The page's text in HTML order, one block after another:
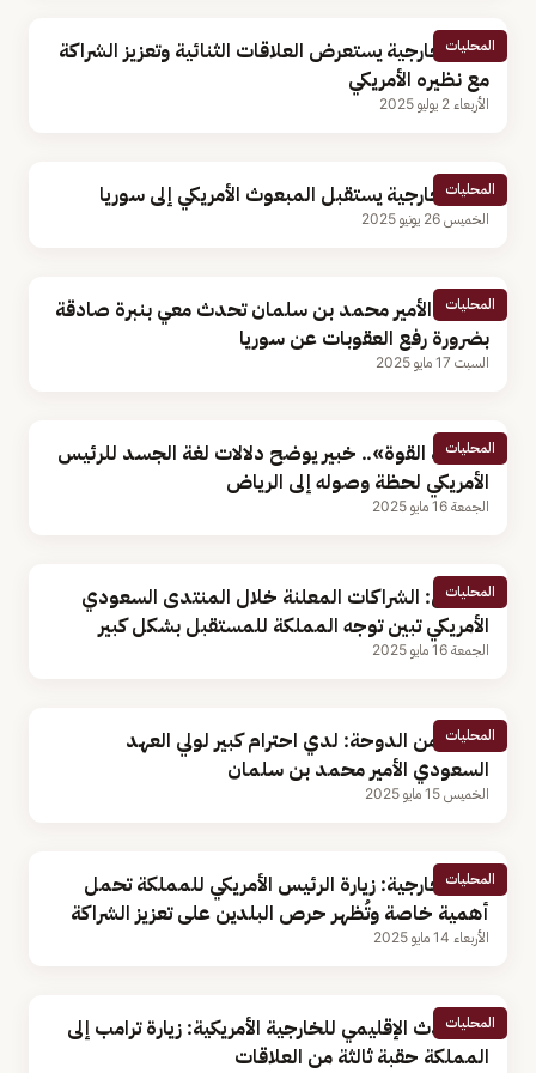
المحليات
وزير الخارجية يستعرض العلاقات الثنائية وتعزيز الشراكة
مع نظيره الأمريكي
الأربعاء 2 يوليو 2025
المحليات
وزير الخارجية يستقبل المبعوث الأمريكي إلى سوريا
الخميس 26 يونيو 2025
المحليات
ترامب: الأمير محمد بن سلمان تحدث معي بنبرة صادقة
بضرورة رفع العقوبات عن سوريا
السبت 17 مايو 2025
المحليات
«قبضة القوة».. خبير يوضح دلالات لغة الجسد للرئيس
الأمريكي لحظة وصوله إلى الرياض
الجمعة 16 مايو 2025
المحليات
مختص: الشراكات المعلنة خلال المنتدى السعودي
الأمريكي تبين توجه المملكة للمستقبل بشكل كبير
الجمعة 16 مايو 2025
المحليات
ترامب من الدوحة: لدي احترام كبير لولي العهد
السعودي الأمير محمد بن سلمان
الخميس 15 مايو 2025
المحليات
وزير الخارجية: زيارة الرئيس الأمريكي للمملكة تحمل
أهمية خاصة وتُظهر حرص البلدين على تعزيز الشراكة
الأربعاء 14 مايو 2025
المحليات
المتحدث الإقليمي للخارجية الأمريكية: زيارة ترامب إلى
المملكة حقبة ثالثة من العلاقات